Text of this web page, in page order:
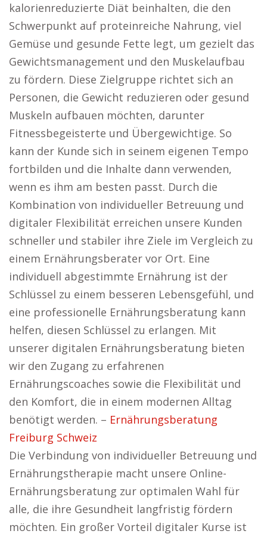
kalorienreduzierte Diät beinhalten, die den
Schwerpunkt auf proteinreiche Nahrung, viel
Gemüse und gesunde Fette legt, um gezielt das
Gewichtsmanagement und den Muskelaufbau
zu fördern. Diese Zielgruppe richtet sich an
Personen, die Gewicht reduzieren oder gesund
Muskeln aufbauen möchten, darunter
Fitnessbegeisterte und Übergewichtige. So
kann der Kunde sich in seinem eigenen Tempo
fortbilden und die Inhalte dann verwenden,
wenn es ihm am besten passt. Durch die
Kombination von individueller Betreuung und
digitaler Flexibilität erreichen unsere Kunden
schneller und stabiler ihre Ziele im Vergleich zu
einem Ernährungsberater vor Ort. Eine
individuell abgestimmte Ernährung ist der
Schlüssel zu einem besseren Lebensgefühl, und
eine professionelle Ernährungsberatung kann
helfen, diesen Schlüssel zu erlangen. Mit
unserer digitalen Ernährungsberatung bieten
wir den Zugang zu erfahrenen
Ernährungscoaches sowie die Flexibilität und
den Komfort, die in einem modernen Alltag
benötigt werden. – Ernährungsberatung
Freiburg Schweiz
Die Verbindung von individueller Betreuung und
Ernährungstherapie macht unsere Online-
Ernährungsberatung zur optimalen Wahl für
alle, die ihre Gesundheit langfristig fördern
möchten. Ein großer Vorteil digitaler Kurse ist